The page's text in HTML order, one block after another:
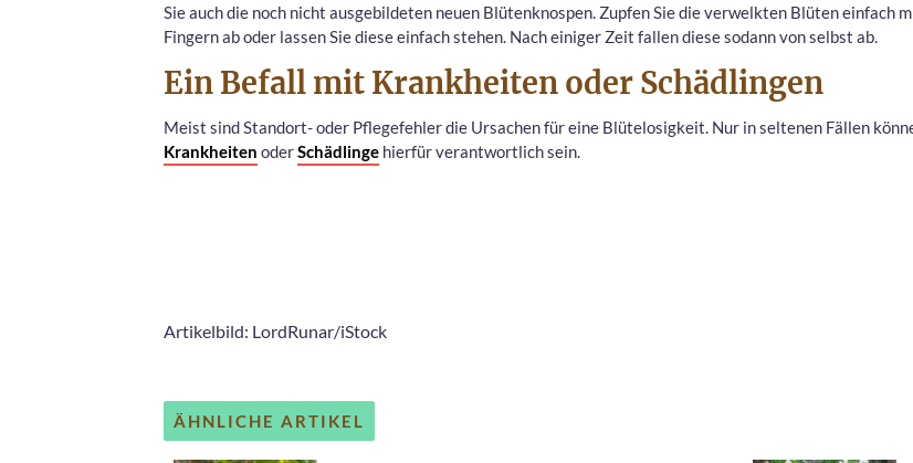
Sie auch die noch nicht ausgebildeten neuen Blütenknospen. Zupfen Sie die verwelkten Blüten einfach
Fingern ab oder lassen Sie diese einfach stehen. Nach einiger Zeit fallen diese sodann von selbst ab.
Ein Befall mit Krankheiten oder Schädlingen
Meist sind Standort- oder Pflegefehler die Ursachen für eine Blütelosigkeit. Nur in seltenen Fällen
Krankheiten oderSchädlinge hierfür verantwortlich sein.
Artikelbild: LordRunar/iStock
ÄHNLICHE ARTIKEL